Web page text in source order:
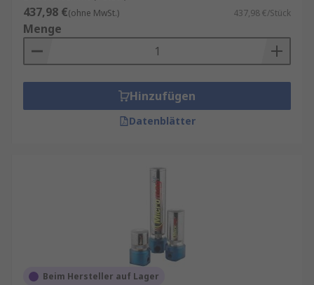
437,98 €(ohne MwSt.) 437,98 €/Stück
Menge
Hinzufügen
Datenblätter
Beim Hersteller auf Lager